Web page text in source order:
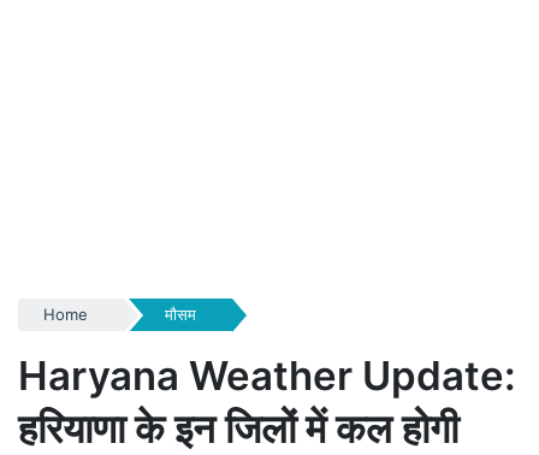
Home मौसम
Haryana Weather Update:
हरियाणा के इन जिलों में कल होगी